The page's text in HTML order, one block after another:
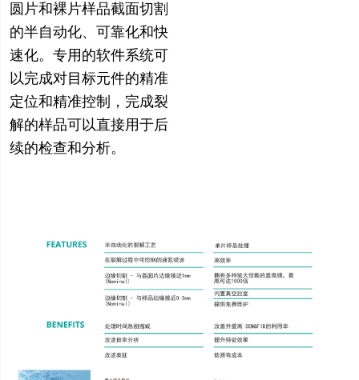
圆片和裸片样品截面切割
的半自动化、可靠化和快
速化。专用的软件系统可
以完成对目标元件的精准
定位和精准控制，完成裂
解的样品可以直接用于后
续的检查和分析。